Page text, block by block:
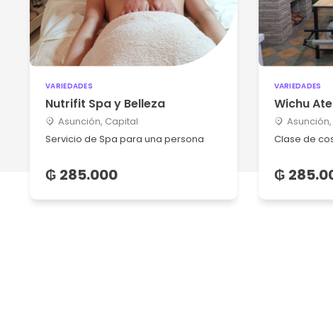
VARIEDADES
Nutrifit Spa y Belleza
Asunción, Capital
Servicio de Spa para una persona
₲ 285.000
VARIEDADES
Wichu
Clase de
₲